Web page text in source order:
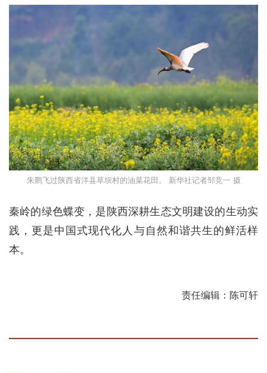
朱鹮飞过陕西省洋县草坝村的油菜花田。 新华社记者邹竞一 摄
秦岭的绿色蝶变，是陕西深耕生态文明建设的生动实
践，更是中国式现代化人与自然和谐共生的鲜活样
本。
责任编辑：陈可轩